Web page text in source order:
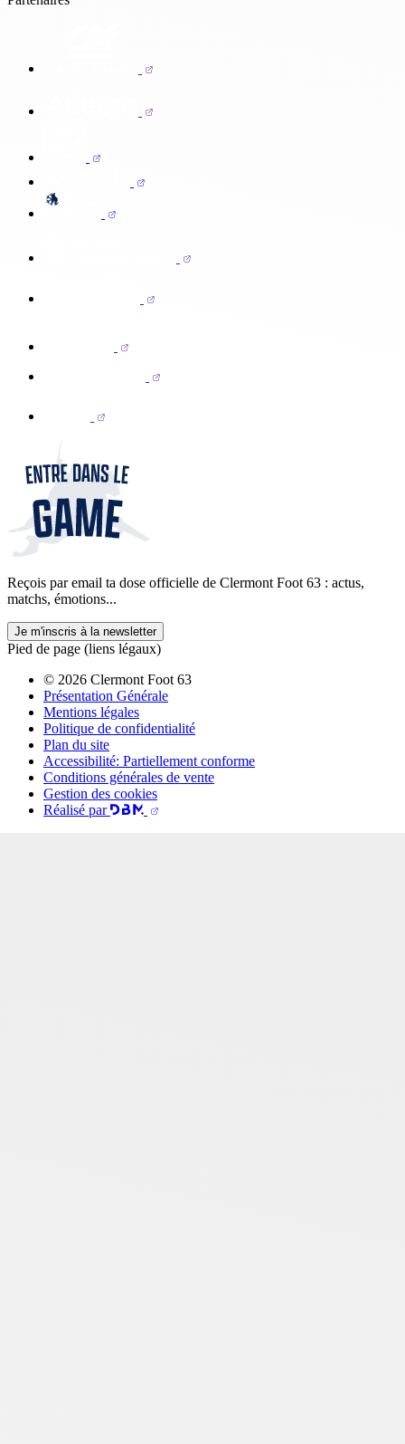
Reçois par email ta dose officielle de Clermont Foot 63 : actus,
matchs, émotions...
Je m'inscris à la newsletter
Pied de page (liens légaux)
© 2026 Clermont Foot 63
Présentation Générale
Mentions légales
Politique de confidentialité
Plan du site
Accessibilité: Partiellement conforme
Conditions générales de vente
Gestion des cookies
Réalisé par